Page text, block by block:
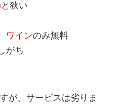
と狭い
ワインのみ無料
がち
が、サービスは劣りま